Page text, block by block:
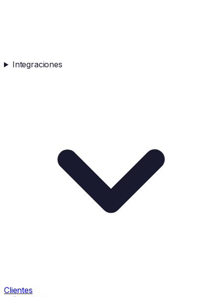
Integraciones
Clientes